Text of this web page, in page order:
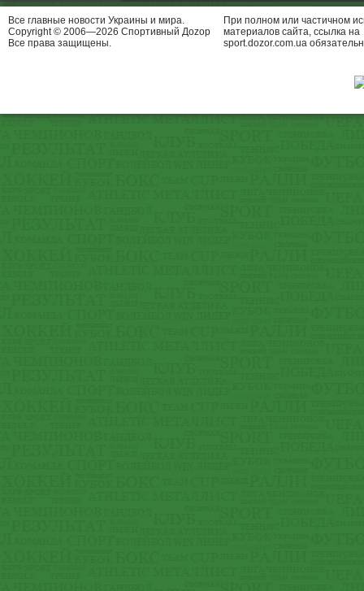
Все главные новости Украины и мира.
Copyright © 2006—2026 Спортивный Доzор
Все права защищены.
При полном или частичном
материалов сайта, ссылка на
sport.dozor.com.ua